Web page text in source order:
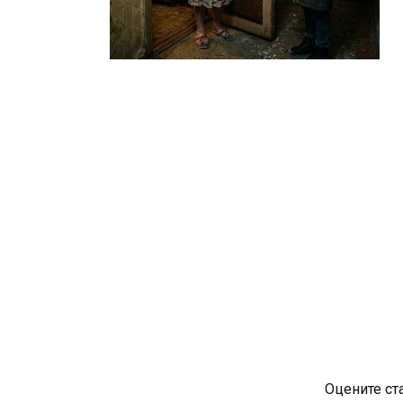
Оцените